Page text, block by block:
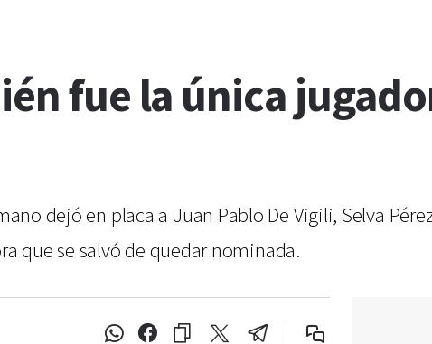
fue la única
dejó en placa a Juan Pablo De Vigili, Selva
que se salvó de quedar nominada.